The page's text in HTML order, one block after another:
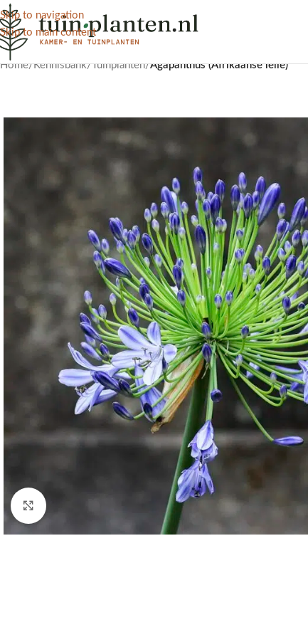
Skip to navigation
Skip to main content
Home/Kennisbank/Tuinplanten/Agapanthus (Afrikaanse lelie)